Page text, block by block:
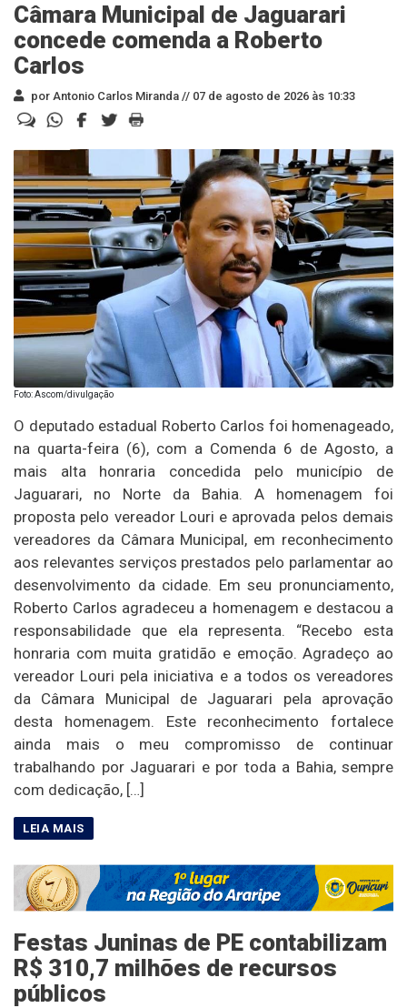
Câmara Municipal de Jaguarari
concede comenda a Roberto
Carlos
por Antonio Carlos Miranda // 07 de agosto de 2026 às 10:33
Foto: Ascom/divulgação
O deputado estadual Roberto Carlos foi homenageado,
na quarta-feira (6), com a Comenda 6 de Agosto, a
mais alta honraria concedida pelo município de
Jaguarari, no Norte da Bahia. A homenagem foi
proposta pelo vereador Louri e aprovada pelos demais
vereadores da Câmara Municipal, em reconhecimento
aos relevantes serviços prestados pelo parlamentar ao
desenvolvimento da cidade. Em seu pronunciamento,
Roberto Carlos agradeceu a homenagem e destacou a
responsabilidade que ela representa. “Recebo esta
honraria com muita gratidão e emoção. Agradeço ao
vereador Louri pela iniciativa e a todos os vereadores
da Câmara Municipal de Jaguarari pela aprovação
desta homenagem. Este reconhecimento fortalece
ainda mais o meu compromisso de continuar
trabalhando por Jaguarari e por toda a Bahia, sempre
com dedicação, […]
Festas Juninas de PE contabilizam
R$ 310,7 milhões de recursos
públicos